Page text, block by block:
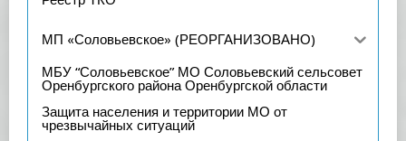
МП «Соловьевское» (РЕОРГАНИЗОВАНО)
МБУ “Соловьевское” МО Соловьевский сельсовет
Оренбургского района Оренбургской области
Защита населения и территории МО от
чрезвычайных ситуаций